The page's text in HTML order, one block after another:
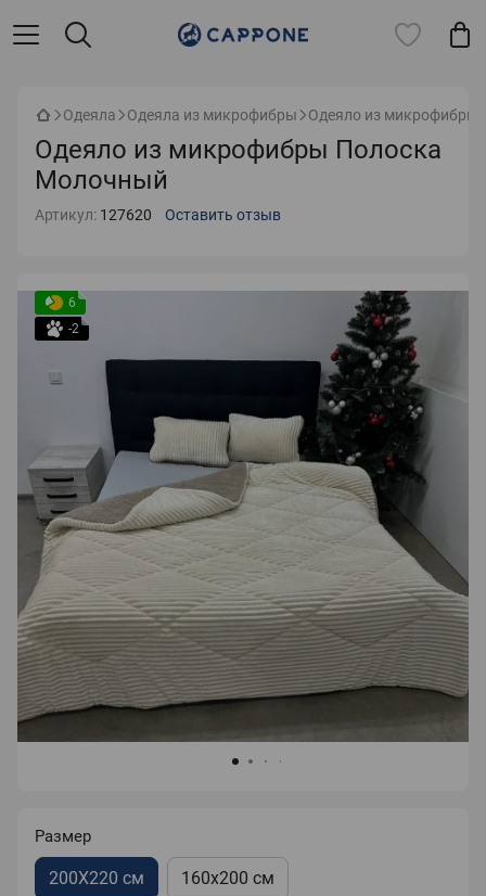
Одеяла Одеяла из микрофибры Одеяло из микрофибры
Одеяло из микрофибры Полоска
Молочный
Артикул: 127620 Оставить отзыв
6
-2
Размер
200X220 см 160х200 см